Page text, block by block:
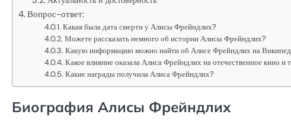
Вопрос-ответ:
Какая была дата смерти у Алисы Фрейндлих?
Можете рассказать немного об истории Алисы Фрейндлих?
Какую информацию можно найти об Алисе Фрейндлих на
Какое влияние оказала Алиса Фрейндлих на отечественное кино и
Какие награды получила Алиса Фрейндлих?
Биография Алисы Фрейндлих